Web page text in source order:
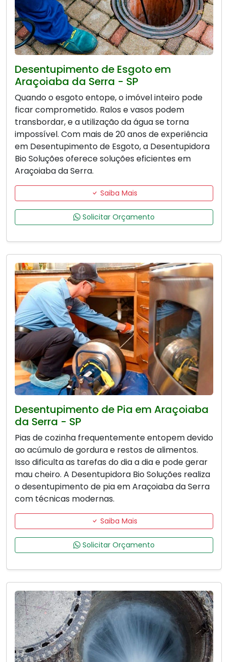
Desentupimento de Esgoto em
Araçoiaba da Serra - SP
Quando o esgoto entope, o imóvel inteiro pode
ficar comprometido. Ralos e vasos podem
transbordar, e a utilização da água se torna
impossível. Com mais de 20 anos de experiência
em Desentupimento de Esgoto, a Desentupidora
Bio Soluções oferece soluções eficientes em
Araçoiaba da Serra.
Saiba Mais
Solicitar Orçamento
Desentupimento de Pia em Araçoiaba
da Serra - SP
Pias de cozinha frequentemente entopem devido
ao acúmulo de gordura e restos de alimentos.
Isso dificulta as tarefas do dia a dia e pode gerar
mau cheiro. A Desentupidora Bio Soluções realiza
o desentupimento de pia em Araçoiaba da Serra
com técnicas modernas.
Saiba Mais
Solicitar Orçamento